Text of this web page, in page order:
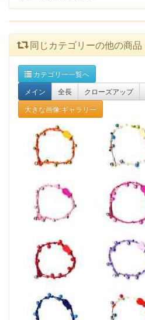
同じカテゴリーの他の商品
カテゴリー一覧へ
メイン
全長 クローズアップ
大きな画像:ギャラリー